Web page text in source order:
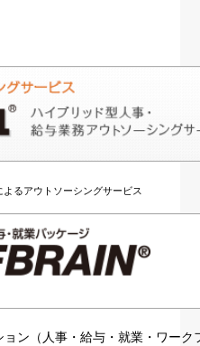
るアウトソーシングサービス
ン（人事・給与・就業・ワーク